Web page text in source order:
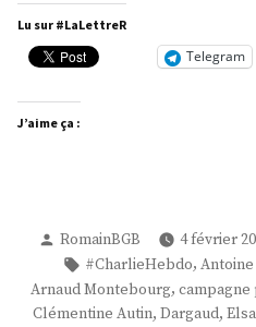
Angé »
Lu sur #LaLettreR
Telegram
J’aime ça :
Publié
par
RomainBGB 4 février
Étiquettes :
#CharlieHebdo, Antoine
Arnaud Montebourg, campagne
Clémentine Autin, Dargaud,